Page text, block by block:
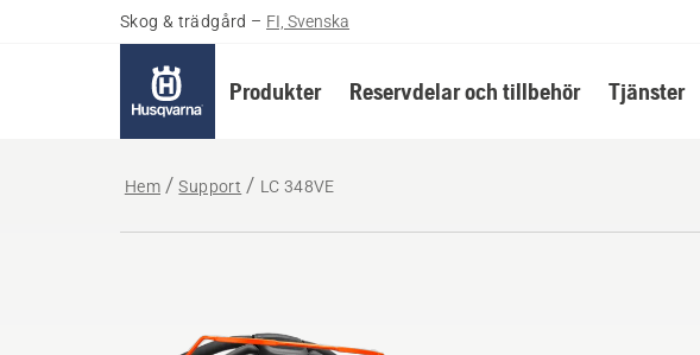
Skog & trädgård – FI, Svenska
Produkter Reservdelar och tillbehör Tjänster
Hem Support LC 348VE